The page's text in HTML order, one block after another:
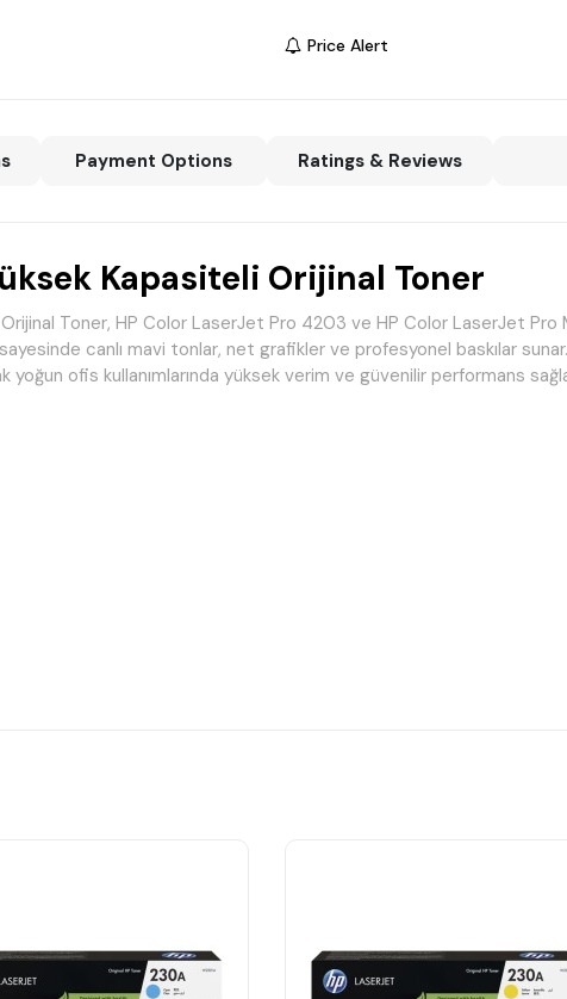
Price Alert
Payment Options Ratings & Reviews
Kapasiteli Orijinal Toner
Toner, HP Color LaserJet Pro 4203 ve HP Color LaserJet Pro
canlı mavi tonlar, net grafikler ve profesyonel baskılar
yoğun ofis kullanımlarında yüksek verim ve güvenilir performans
kapasiteli orijinal tonerdir.